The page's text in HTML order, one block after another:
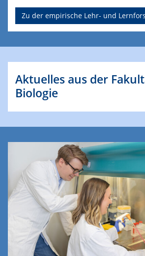
Zu der empirische Lehr- und
Aktuelles aus der
Biologie